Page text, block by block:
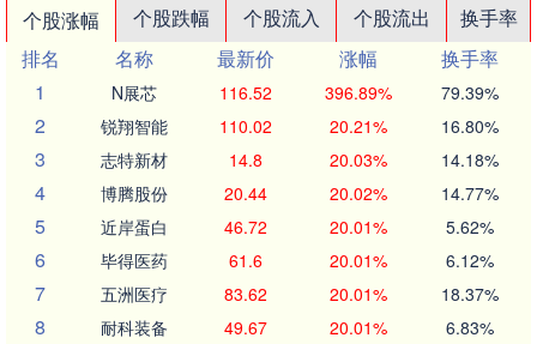
个股涨幅 个股跌幅 个股流入 个股流出
换手率
排名
名称 最新价 涨幅
换手率
1
N展芯 116.52 396.89% 79.39%
2 锐翔智能 110.02 20.21% 16.80%
3 志特新材 14.8 20.03% 14.18%
4 博腾股份 20.44 20.02% 14.77%
5 近岸蛋白 46.72 20.01% 5.62%
6 毕得医药 61.6 20.01% 6.12%
7 五洲医疗 83.62 20.01% 18.37%
8 耐科装备 49.67 20.01% 6.83%